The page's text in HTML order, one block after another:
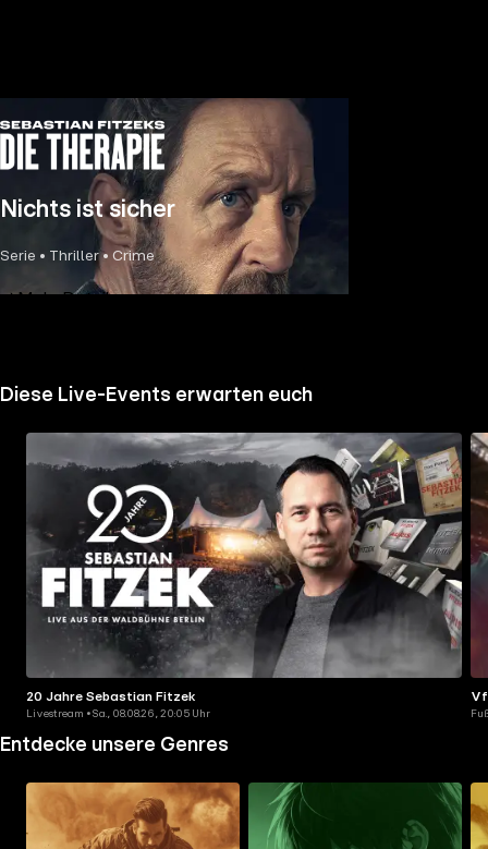
Nichts ist sicher
Serie • Thriller • Crime
Mehr Details
Diese Live-Events erwarten euch
20 Jahre Sebastian Fitzek
Livestream • Sa., 08.08.26, 20:05 Uhr
Entdecke unsere Genres